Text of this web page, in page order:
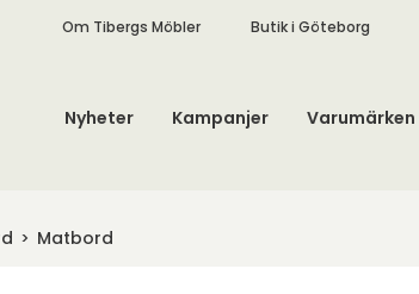
Om Tibergs Möbler Butik i Göteborg
Nyheter Kampanjer Varumärken
Matbord